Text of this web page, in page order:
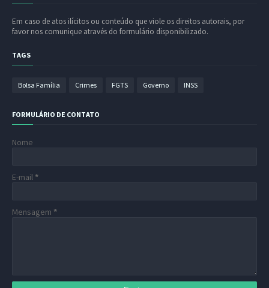
Em caso de atos ilícitos ou conteúdo que viole os direitos autorais, por
favor nos comunique através do formulário disponibilizado.
TAGS
Bolsa Família Crimes FGTS Governo INSS
FORMULÁRIO DE CONTATO
Nome
E-mail *
Mensagem *